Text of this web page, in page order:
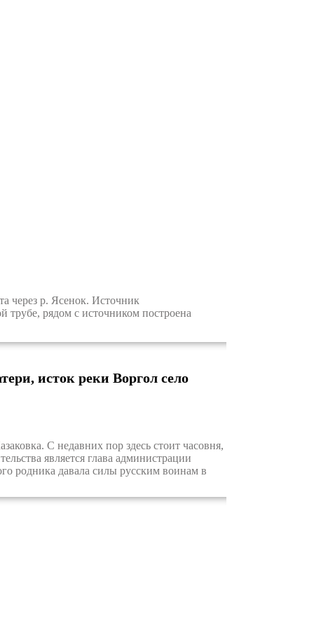
через р. Ясенок. Источник
трубе, рядом с источником построена
исток реки Воргол село
С недавних пор здесь стоит часовня,
является глава администрации
родника давала силы русским воинам в